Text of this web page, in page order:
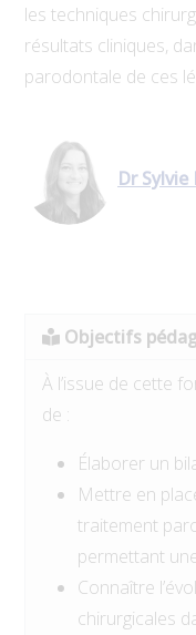
les techniques
résultats cliniques,
parodontale de ces
Dr Sylvie
Objectifs
À l’issue de cette
de :
Élaborer un
Mettre en
traitement
permettant
Connaître
chirurgicales